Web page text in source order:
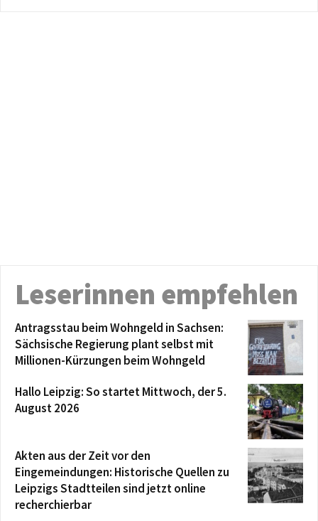
Leserinnen empfehlen
Antragsstau beim Wohngeld in Sachsen:
Sächsische Regierung plant selbst mit
Millionen-Kürzungen beim Wohngeld
Hallo Leipzig: So startet Mittwoch, der 5.
August 2026
Akten aus der Zeit vor den
Eingemeindungen: Historische Quellen zu
Leipzigs Stadtteilen sind jetzt online
recherchierbar